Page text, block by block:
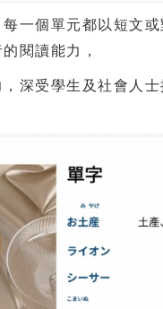
一個單元都以短文
閱讀能力，
深受學生及社會人